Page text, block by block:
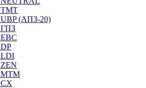
TMT
UBP (АПЗ-20)
ГПЗ
EBC
DP
LDI
ZEN
MTM
CX